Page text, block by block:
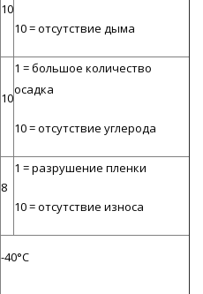
10
10 = отсутствие дыма
10
1 = большое количество
осадка
10 = отсутствие углерода
8
1 = разрушение пленки
10 = отсутствие износа
-40°С